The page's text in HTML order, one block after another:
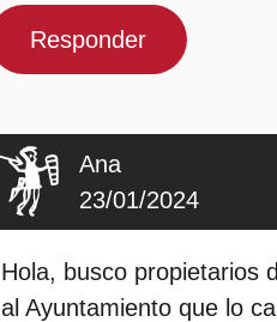
Responder
Ana
23/01/2024
Hola, busco propietarios
al Ayuntamiento que lo